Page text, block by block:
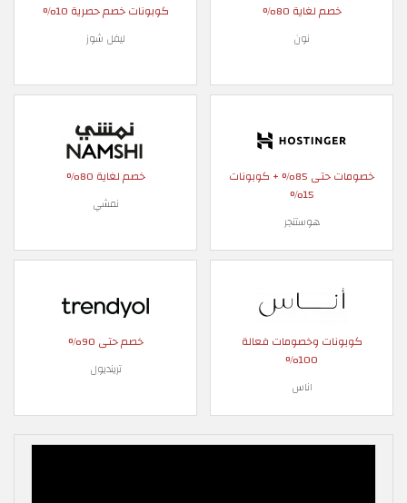
خصم لغاية 80%
نون
كوبونات خصم حصرية 10%
ليفل شوز
خصومات حتى 85% + كوبونات
15%
هوستنجر
خصم لغاية 80%
نمشي
كوبونات وخصومات فعالة
100%
اناس
خصم حتى 90%
ترينديول